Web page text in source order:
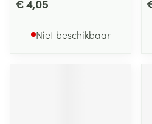
€ 4,05
Niet beschikbaar